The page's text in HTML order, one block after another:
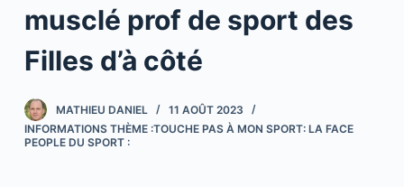
u
musclé prof de sport des
Filles d’à côté
MATHIEU DANIEL
11 AOÛT 2023
INFORMATIONS THÈME :TOUCHE PAS À MON SPORT: LA FACE
PEOPLE DU SPORT :